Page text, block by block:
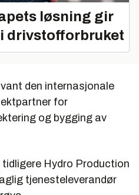
løsning gir
drivstofforbruket
den internasjonale
for
og bygging av
Hydro Production
tjenesteleverandør